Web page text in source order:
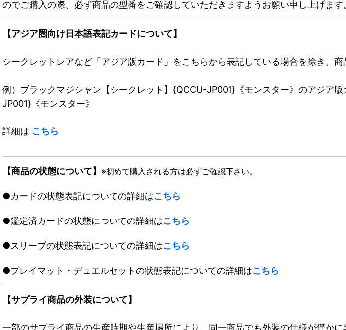
のでご購入の際、必ず商品の型番をご確認していただきますようお願い申し上げます
【アジア圏向け日本語表記カードについて】
シークレットレアなど「アジア版カード」をこちらから表記している場合を除き、商
例）ブラックマジシャン【シークレット】{QCCU-JP001}《モンスター》のアジ
JP001}《モンスター》
詳細は こちら
【商品の状態について】 ※初めて購入される方は必ずご確認下さい。
●カードの状態表記についての詳細はこちら
●鑑定済カードの状態についての詳細はこちら
●スリーブの状態表記についての詳細はこちら
●プレイマット・デュエルセットの状態表記についての詳細はこちら
【サプライ商品の外装について】
一部のサプライ商品の生産時期や生産場所により、同一商品でも外装の仕様が僅かに